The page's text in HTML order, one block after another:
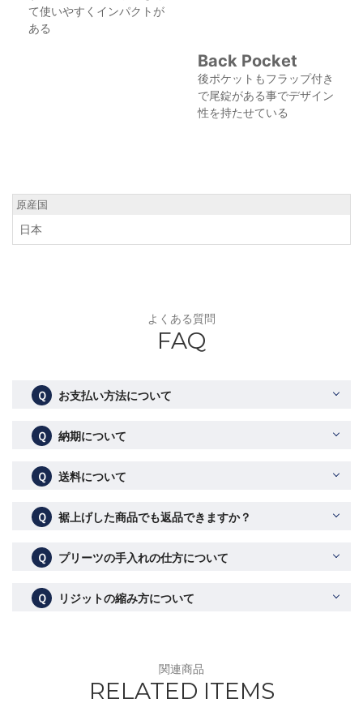
て使いやすくインパクトが
ある
Back Pocket
後ポケットもフラップ付き
で尾錠がある事でデザイン
性を持たせている
原産国
日本
よくある質問
FAQ
Ｑ お支払い方法について
Ｑ 納期について
Ｑ 送料について
Ｑ 裾上げした商品でも返品できますか？
Ｑ プリーツの手入れの仕方について
Ｑ リジットの縮み方について
関連商品
RELATED ITEMS